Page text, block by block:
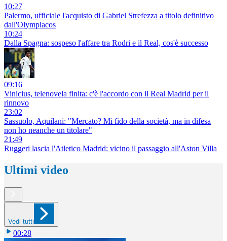
10:27
Palermo, ufficiale l'acquisto di Gabriel Strefezza a titolo definitivo
dall'Olympiacos
10:24
Dalla Spagna: sospeso l'affare tra Rodri e il Real, cos'è successo
09:16
Vinicius, telenovela finita: c'è l'accordo con il Real Madrid per il
rinnovo
23:02
Sassuolo, Aquilani: "Mercato? Mi fido della società, ma in difesa
non ho neanche un titolare"
21:49
Ruggeri lascia l'Atletico Madrid: vicino il passaggio all'Aston Villa
Ultimi video
Vedi tutti
00:28